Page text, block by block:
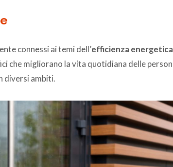
connessi ai temi dell’efficienza energetica
che migliorano la vita quotidiana delle
diversi ambiti.